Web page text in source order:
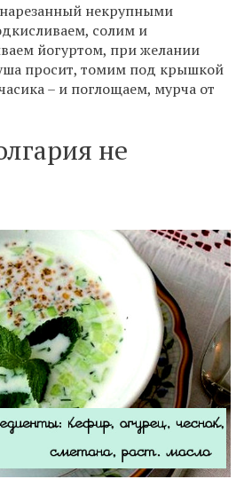
некрупными
солим и
йогуртом, при желании
просит, томим под крышкой
– и поглощаем, мурча от
не